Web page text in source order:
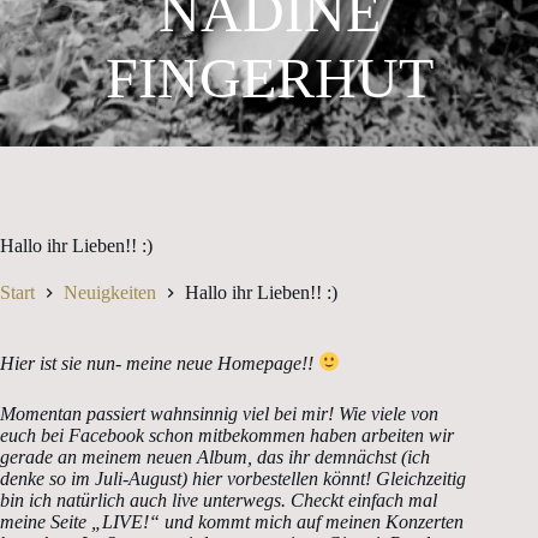
FINGERHUT
Hallo ihr Lieben!! :)
Start Neuigkeiten Hallo ihr Lieben!! :)
Hier ist sie nun- meine neue Homepage!!
Momentan passiert wahnsinnig viel bei mir! Wie viele von
euch bei Facebook schon mitbekommen haben arbeiten wir
gerade an meinem neuen Album, das ihr demnächst (ich
denke so im Juli-August) hier vorbestellen könnt! Gleichzeitig
bin ich natürlich auch live unterwegs. Checkt einfach mal
meine Seite „LIVE!“ und kommt mich auf meinen Konzerten